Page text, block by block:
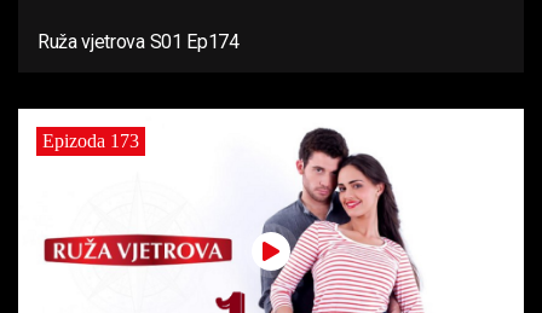
Ruža vjetrova S01 Ep174
Epizoda 173